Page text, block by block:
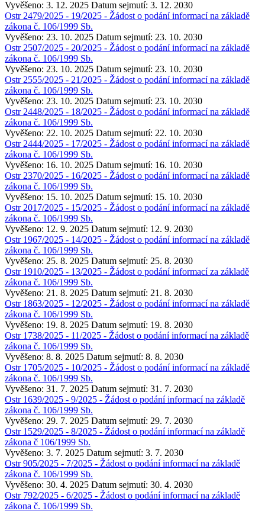
Vyvěšeno: 3. 12. 2025 Datum sejmutí: 3. 12. 2030
Ostr 2479/2025 - 19/2025 - Žádost o podání informací na základě
zákona č. 106/1999 Sb.
Vyvěšeno: 23. 10. 2025 Datum sejmutí: 23. 10. 2030
Ostr 2507/2025 - 20/2025 - Žádost o podání informací na základě
zákona č. 106/1999 Sb.
Vyvěšeno: 23. 10. 2025 Datum sejmutí: 23. 10. 2030
Ostr 2555/2025 - 21/2025 - Žádost o podání informací na základě
zákona č. 106/1999 Sb.
Vyvěšeno: 23. 10. 2025 Datum sejmutí: 23. 10. 2030
Ostr 2448/2025 - 18/2025 - Žádost o podání informací na základě
zákona č. 106/1999 Sb.
Vyvěšeno: 22. 10. 2025 Datum sejmutí: 22. 10. 2030
Ostr 2444/2025 - 17/2025 - Žádost o podání informací na základě
zákona č. 106/1999 Sb.
Vyvěšeno: 16. 10. 2025 Datum sejmutí: 16. 10. 2030
Ostr 2370/2025 - 16/2025 - Žádost o podání informací na základě
zákona č. 106/1999 Sb.
Vyvěšeno: 15. 10. 2025 Datum sejmutí: 15. 10. 2030
Ostr 2017/2025 - 15/2025 - Žádost o podání informací na základě
zákona č. 106/1999 Sb.
Vyvěšeno: 12. 9. 2025 Datum sejmutí: 12. 9. 2030
Ostr 1967/2025 - 14/2025 - Žádost o podání informací na základě
zákona č. 106/1999 Sb.
Vyvěšeno: 25. 8. 2025 Datum sejmutí: 25. 8. 2030
Ostr 1910/2025 - 13/2025 - Žádost o podání informací za základě
zákona č. 106/1999 Sb.
Vyvěšeno: 21. 8. 2025 Datum sejmutí: 21. 8. 2030
Ostr 1863/2025 - 12/2025 - Žádost o podání informací na základě
zákona č. 106/1999 Sb.
Vyvěšeno: 19. 8. 2025 Datum sejmutí: 19. 8. 2030
Ostr 1738/2025 - 11/2025 - Žádost o podání informací na základě
zákona č. 106/1999 Sb.
Vyvěšeno: 8. 8. 2025 Datum sejmutí: 8. 8. 2030
Ostr 1705/2025 - 10/2025 - Žádost o podání informací na základě
zákona č. 106/1999 Sb.
Vyvěšeno: 31. 7. 2025 Datum sejmutí: 31. 7. 2030
Ostr 1639/2025 - 9/2025 - Žádost o podání informací na základě
zákona č. 106/1999 Sb.
Vyvěšeno: 29. 7. 2025 Datum sejmutí: 29. 7. 2030
Ostr 1529/2025 - 8/2025 - Žádost o podání informací na základě
zákona č 106/1999 Sb.
Vyvěšeno: 3. 7. 2025 Datum sejmutí: 3. 7. 2030
Ostr 905/2025 - 7/2025 - Žádost o podání informací na základě
zákona č. 106/1999 Sb.
Vyvěšeno: 30. 4. 2025 Datum sejmutí: 30. 4. 2030
Ostr 792/2025 - 6/2025 - Žádost o podání informací na základě
zákona č. 106/1999 Sb.